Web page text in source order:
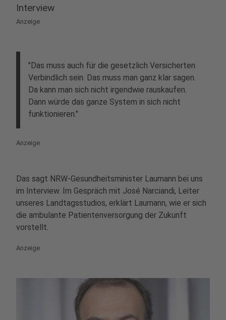
Interview
Anzeige
"Das muss auch für die gesetzlich Versicherten
Verbindlich sein. Das muss man ganz klar sagen.
Da kann man sich nicht irgendwie rauskaufen.
Dann würde das ganze System in sich nicht
funktionieren."
Anzeige
Das sagt NRW-Gesundheitsminister Laumann bei uns
im Interview. Im Gespräch mit José Narciandi, Leiter
unseres Landtagsstudios, erklärt Laumann, wie er sich
die ambulante Patientenversorgung der Zukunft
vorstellt.
Anzeige